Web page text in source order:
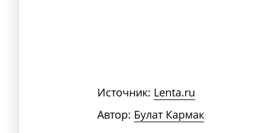
Источник: Lenta.ru
Автор: Булат Кармак